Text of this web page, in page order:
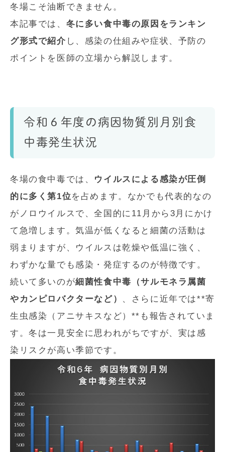
冬場こそ油断できません。
本記事では、 冬に多い食中毒の原因をランキン
グ形式で紹介 し、感染の仕組みや症状、予防の
ポイントを医師の立場から解説します。
令和６年度の病因物質別月別食
中毒発生状況
冬場の食中毒では、 ウイルスによる感染が圧倒
的に多く第1位を占めます。なかでも代表的なの
がノロウイルスで、全国的に11月から3月にかけ
て急増します。気温が低くなると細菌の活動は
弱まりますが、ウイルスは乾燥や低温に強く、
わずかな量でも感染・発症するのが特徴です。
続いて多いのが細菌性食中毒（サルモネラ属菌
やカンピロバクターなど） 、さらに近年では**寄
生虫感染（アニサキスなど）**も報告されていま
す。冬は一見安全に思われがちですが、実は感
染リスクが高い季節です。